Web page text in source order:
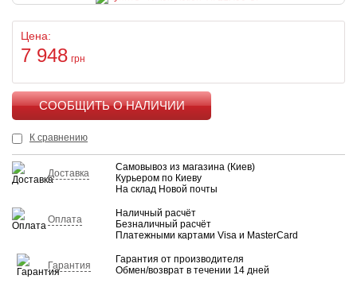
Цена:
7 948 грн
К сравнению
Доставка
Самовывоз из магазина (Киев)
Курьером по Киеву
На склад Новой почты
Оплата
Наличный расчёт
Безналичный расчёт
Платежными картами Visa и MasterCard
Гарантия
Гарантия от производителя
Обмен/возврат в течении 14 дней